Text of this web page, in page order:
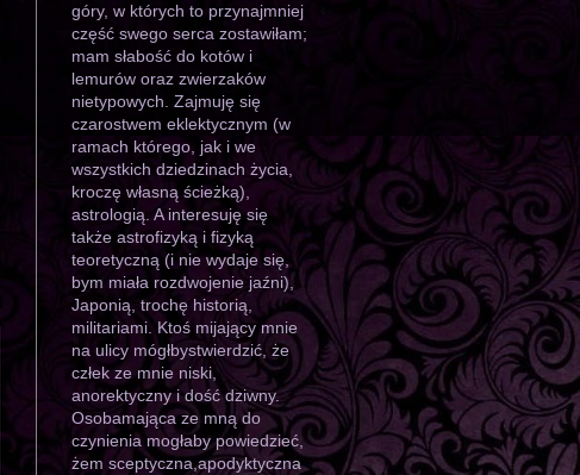
góry, w których to przynajmniej
część swego serca zostawiłam;
mam słabość do kotów i
lemurów oraz zwierzaków
nietypowych. Zajmuję się
czarostwem eklektycznym (w
ramach którego, jak i we
wszystkich dziedzinach życia,
kroczę własną ścieżką),
astrologią. A interesuję się
także astrofizyką i fizyką
teoretyczną (i nie wydaje się,
bym miała rozdwojenie jaźni),
Japonią, trochę historią,
militariami. Ktoś mijający mnie
na ulicy mógłbystwierdzić, że
człek ze mnie niski,
anorektyczny i dość dziwny.
Osobamająca ze mną do
czynienia mogłaby powiedzieć,
żem sceptyczna,apodyktyczna